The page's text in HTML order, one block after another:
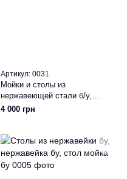
Артикул: 0031
Мойки и столы из
нержавеющей стали б/у,
нержавейка бу
4 000 грн